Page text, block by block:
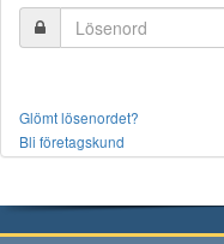
Glömt lösenordet?
Bli företagskund